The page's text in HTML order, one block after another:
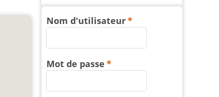
Nom d'utilisateur
Mot de passe